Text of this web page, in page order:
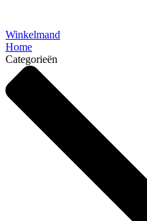
Winkelmand
Home
Categorieën